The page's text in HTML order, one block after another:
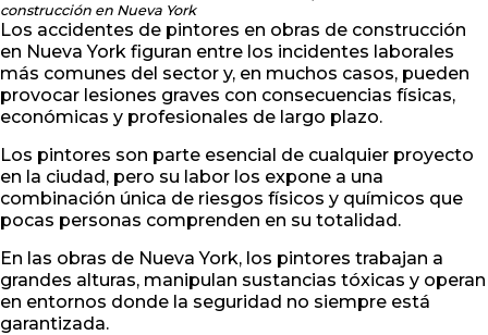
construcción en Nueva York
Los accidentes de pintores en obras de construcción
en Nueva York figuran entre los incidentes laborales
más comunes del sector y, en muchos casos, pueden
provocar lesiones graves con consecuencias físicas,
económicas y profesionales de largo plazo.
Los pintores son parte esencial de cualquier proyecto
en la ciudad, pero su labor los expone a una
combinación única de riesgos físicos y químicos que
pocas personas comprenden en su totalidad.
En las obras de Nueva York, los pintores trabajan a
grandes alturas, manipulan sustancias tóxicas y operan
en entornos donde la seguridad no siempre está
garantizada.